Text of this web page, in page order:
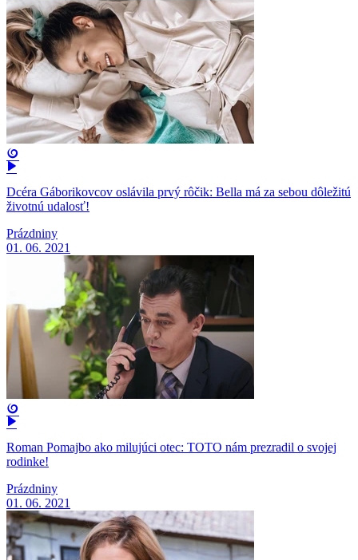
Dcéra Gáborikovcov oslávila prvý rôčik: Bella má za sebou dôležitú
životnú udalosť!
Prázdniny
01. 06. 2021
Roman Pomajbo ako milujúci otec: TOTO nám prezradil o svojej
rodinke!
Prázdniny
01. 06. 2021